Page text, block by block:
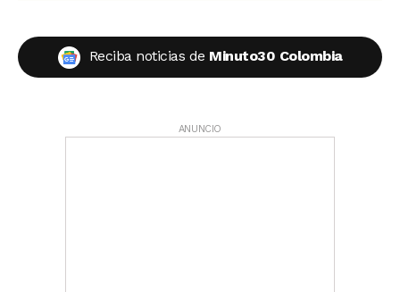
Reciba noticias de Minuto30 Colombia
ANUNCIO